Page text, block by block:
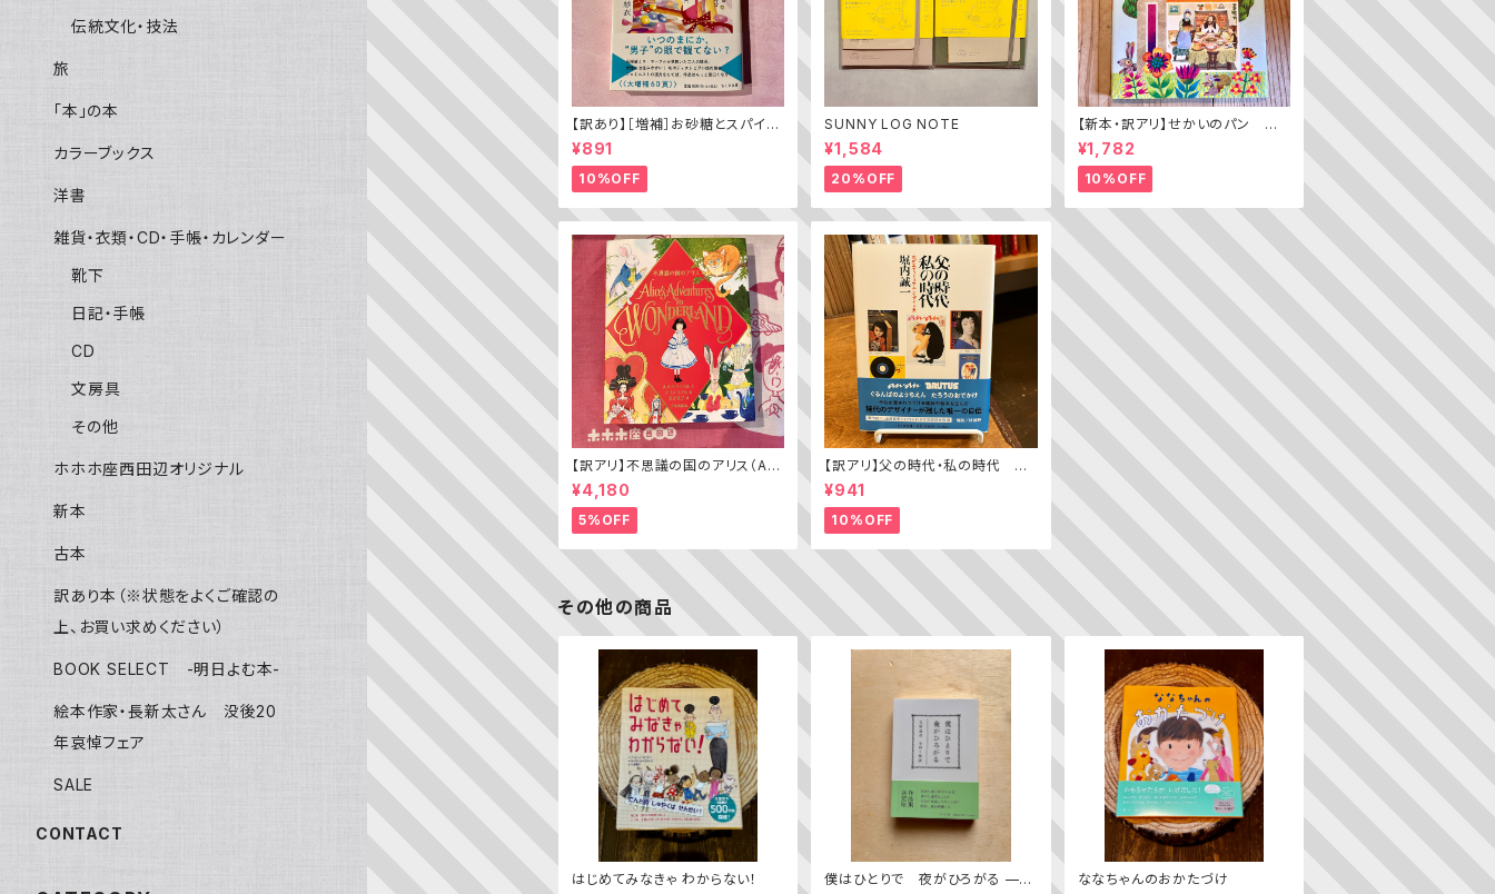
【訳あり】［増補］お砂糖とスパイス
と爆発的な何か ——不真面目な
批評家によるフェミニスト批評入門
¥891
10%OFF
SUNNY LOG NOTE
¥1,584
20%OFF
【新本・訳アリ】せかいのパン ちき
ゅうのパン（普及版 かこさとし
¥1,782
10%OFF
【訳アリ】不思議の国のアリス（Alic
e’s Adventures in WONDERL
AND）
¥4,180
5%OFF
【訳アリ】父の時代・私の時代 ─
わがエディトリアル・デザイン史
¥941
10%OFF
その他の商品
はじめてみなきゃ わからない！
僕はひとりで 夜がひろがる ——
ななちゃんのおかたづけ
伝統文化・技法
旅
「本」の本
カラーブックス
洋書
雑貨・衣類・CD・手帳・カレンダー
靴下
日記・手帳
CD
文房具
その他
ホホホ座西田辺オリジナル
新本
古本
訳あり本（※状態をよくご確認の
上、お買い求めください）
BOOK SELECT -明日よむ本-
絵本作家・長新太さん 没後20
年哀悼フェア
SALE
CONTACT